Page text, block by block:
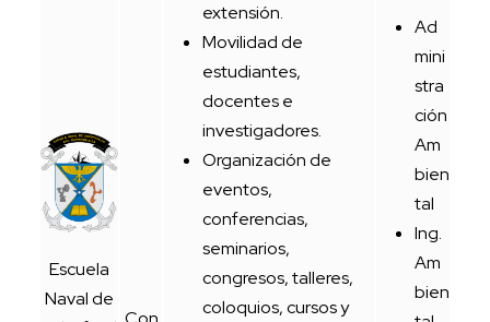
Escuela
Naval de
extensión.
Movilidad de
estudiantes,
docentes e
investigadores.
Organización de
eventos,
conferencias,
seminarios,
congresos, talleres,
coloquios, cursos y
Ad
mini
stra
ción
Am
bien
tal
Ing.
Am
bien